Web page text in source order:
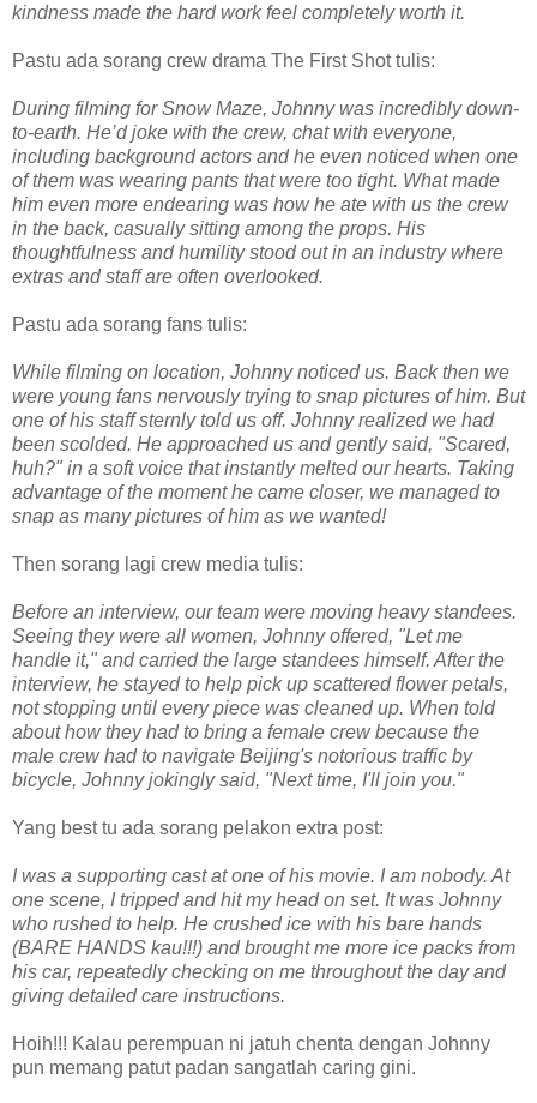
kindness made the hard work feel completely worth it.
Pastu ada sorang crew drama The First Shot tulis:
During filming for Snow Maze, Johnny was incredibly down-
to-earth. He’d joke with the crew, chat with everyone,
including background actors and he even noticed when one
of them was wearing pants that were too tight. What made
him even more endearing was how he ate with us the crew
in the back, casually sitting among the props. His
thoughtfulness and humility stood out in an industry where
extras and staff are often overlooked.
Pastu ada sorang fans tulis:
While filming on location, Johnny noticed us. Back then we
were young fans nervously trying to snap pictures of him. But
one of his staff sternly told us off. Johnny realized we had
been scolded. He approached us and gently said, "Scared,
huh?" in a soft voice that instantly melted our hearts. Taking
advantage of the moment he came closer, we managed to
snap as many pictures of him as we wanted!
Then sorang lagi crew media tulis:
Before an interview, our team were moving heavy standees.
Seeing they were all women, Johnny offered, "Let me
handle it," and carried the large standees himself. After the
interview, he stayed to help pick up scattered flower petals,
not stopping until every piece was cleaned up. When told
about how they had to bring a female crew because the
male crew had to navigate Beijing's notorious traffic by
bicycle, Johnny jokingly said, "Next time, I'll join you."
Yang best tu ada sorang pelakon extra post:
I was a supporting cast at one of his movie. I am nobody. At
one scene, I tripped and hit my head on set. It was Johnny
who rushed to help. He crushed ice with his bare hands
(BARE HANDS kau!!!) and brought me more ice packs from
his car, repeatedly checking on me throughout the day and
giving detailed care instructions.
Hoih!!! Kalau perempuan ni jatuh chenta dengan Johnny
pun memang patut padan sangatlah caring gini.